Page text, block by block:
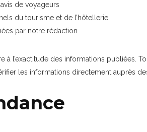
avis de voyageurs
du tourisme et de l’hôtellerie
par notre rédaction
à l’exactitude des informations publiées.
les informations directement auprès